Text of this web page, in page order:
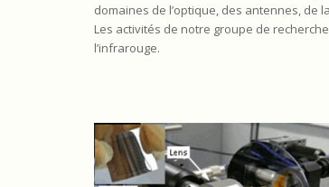
domaines de l’optique, des antennes, de
Les activités de notre groupe de
l’infrarouge.